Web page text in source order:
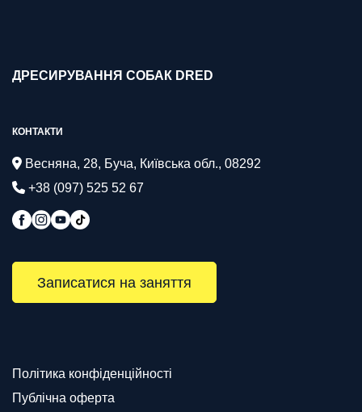
ДРЕСИРУВАННЯ СОБАК DRED
КОНТАКТИ
Весняна, 28, Буча, Київська обл., 08292
+38 (097) 525 52 67
Записатися на заняття
Політика конфіденційності
Публічна оферта